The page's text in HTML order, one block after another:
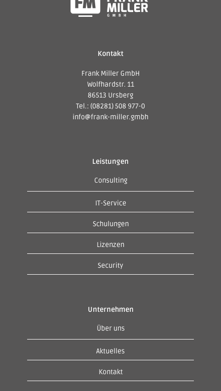
Kontakt
Frank Miller GmbH
Wolfhardstr. 11
86513 Ursberg
Tel.: (08281) 508 977-0
info@frank-miller.gmbh
Leistungen
Consulting
IT-Service
Schulungen
Lizenzen
Security
Unternehmen
Über uns
Aktuelles
Kontakt